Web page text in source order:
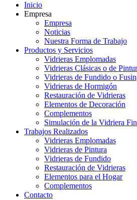
Inicio
Empresa
Empresa
Noticias
Nuestra Forma de Trabajo
Productos y Servicios
Vidrieras Emplomadas
Vidrieras Clásicas o de
Vidrieras de Fundido o
Vidrieras de Hormigón
Restauración de Vidrieras
Elementos de Decoración
Complementos
Simulación de la Vidriera
Trabajos Realizados
Vidrieras Emplomadas
Vidrieras de Pintura
Vidrieras de Fundido
Restauración de Vidrieras
Elementos para el Hogar
Complementos
Contacto